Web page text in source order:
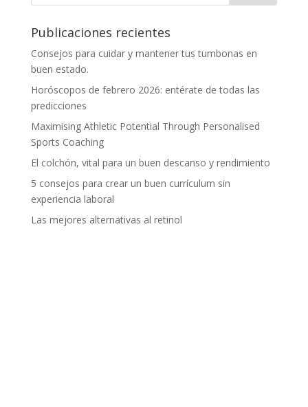
Publicaciones recientes
Consejos para cuidar y mantener tus tumbonas en
buen estado.
Horóscopos de febrero 2026: entérate de todas las
predicciones
Maximising Athletic Potential Through Personalised
Sports Coaching
El colchón, vital para un buen descanso y rendimiento
5 consejos para crear un buen currículum sin
experiencia laboral
Las mejores alternativas al retinol